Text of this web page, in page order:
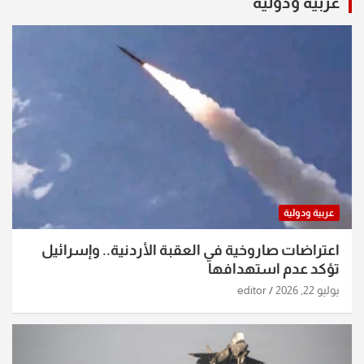
عربية ودولية
اعتراضات صاروخية في العقبة الأردنية.. وإسرائيل
تؤكد عدم استهدافها
يوليو 22, 2026 editor